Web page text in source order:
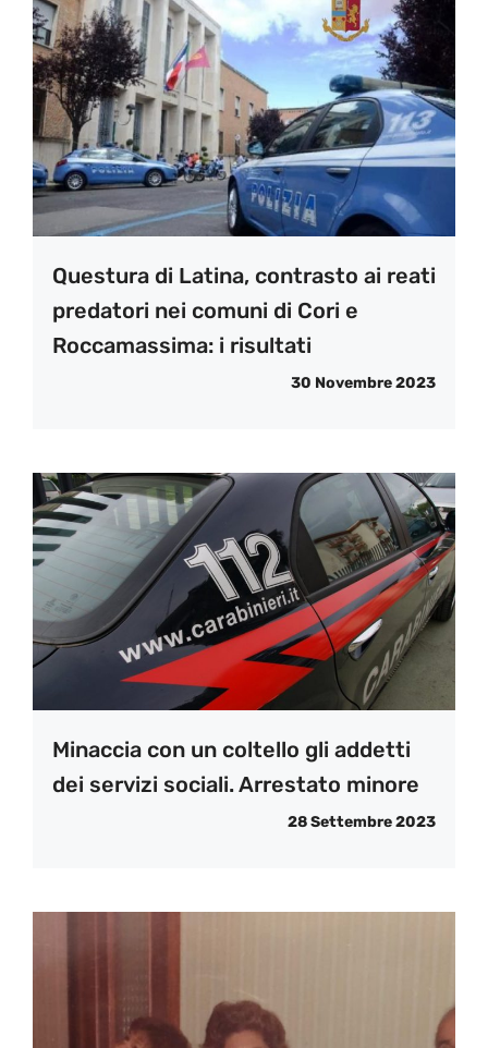
Questura di Latina, contrasto ai reati
predatori nei comuni di Cori e
Roccamassima: i risultati
30 Novembre 2023
Minaccia con un coltello gli addetti
dei servizi sociali. Arrestato minore
28 Settembre 2023